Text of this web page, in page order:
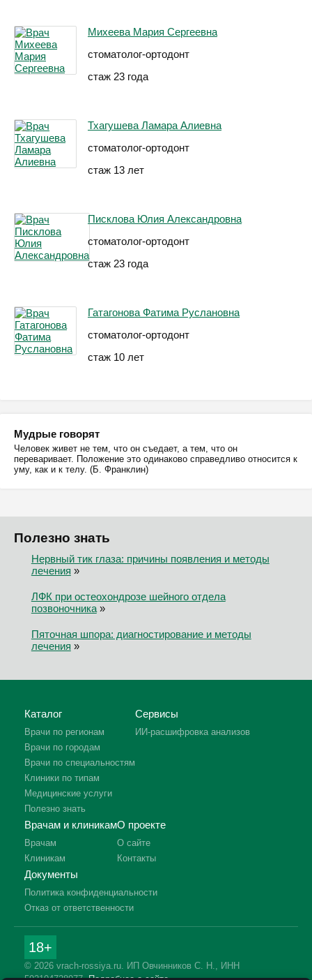
Михеева Мария Сергеевна
стоматолог-ортодонт
стаж 23 года
Тхагушева Ламара Алиевна
стоматолог-ортодонт
стаж 13 лет
Писклова Юлия Александровна
стоматолог-ортодонт
стаж 23 года
Гатагонова Фатима Руслановна
стоматолог-ортодонт
стаж 10 лет
Мудрые говорят
Человек живет не тем, что он съедает, а тем, что он
переваривает. Положение это одинаково справедливо относится к
уму, как и к телу. (Б. Франклин)
Полезно знать
Нервный тик глаза: причины появления и методы
лечения »
ЛФК при остеохондрозе шейного отдела
позвоночника»
Пяточная шпора: диагностирование и методы
лечения »
Каталог
Врачи по регионам
Врачи по городам
Врачи по специальностям
Клиники по типам
Медицинские услуги
Полезно знать
Сервисы
ИИ-расшифровка анализов
Врачам и клиникам
Врачам
Клиникам
О проекте
О сайте
Контакты
Документы
Политика конфиденциальности
Отказ от ответственности
18+
© 2026 vrach-rossiya.ru. ИП Овчинников С. Н., ИНН